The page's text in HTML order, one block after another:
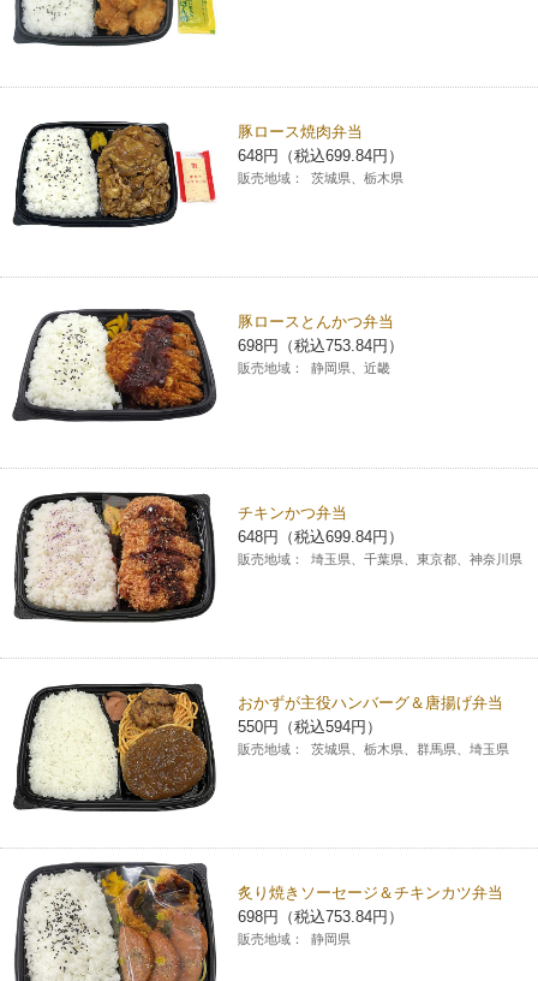
豚ロース焼肉弁当
648円（税込699.84円）
販売地域： 茨城県、栃木県
豚ロースとんかつ弁当
698円（税込753.84円）
販売地域： 静岡県、近畿
チキンかつ弁当
648円（税込699.84円）
販売地域： 埼玉県、千葉県、東京都、神奈川県
おかずが主役ハンバーグ＆唐揚げ弁当
550円（税込594円）
販売地域： 茨城県、栃木県、群馬県、埼玉県
炙り焼きソーセージ＆チキンカツ弁当
698円（税込753.84円）
販売地域： 静岡県